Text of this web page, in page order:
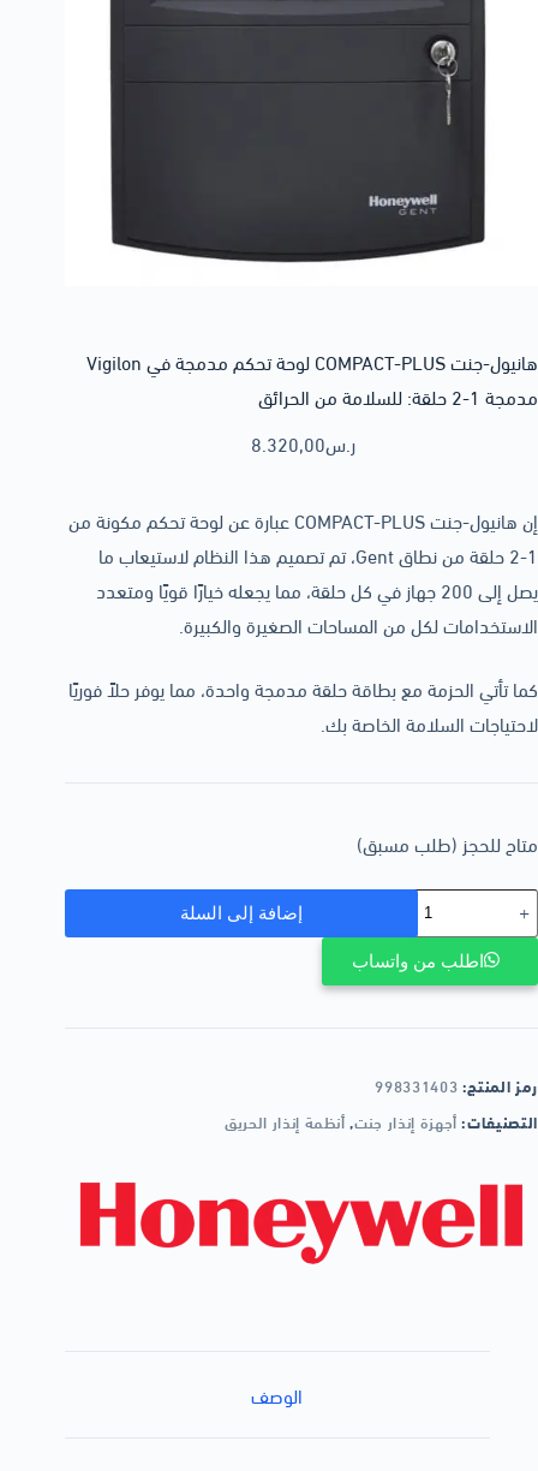
هانيول-جنت COMPACT-PLUS لوحة تحكم مدمجة في Vigilon
مدمجة 1-2 حلقة: للسلامة من الحرائق
8.320,00ر.س
إن هانيول-جنت COMPACT-PLUS عبارة عن لوحة تحكم مكونة من
1-2 حلقة من نطاق Gent، تم تصميم هذا النظام لاستيعاب ما
يصل إلى 200 جهاز في كل حلقة، مما يجعله خيارًا قويًا ومتعدد
الاستخدامات لكل من المساحات الصغيرة والكبيرة.
كما تأتي الحزمة مع بطاقة حلقة مدمجة واحدة، مما يوفر حلاً فوريًا
لاحتياجات السلامة الخاصة بك.
متاح للحجز (طلب مسبق)
إضافة إلى السلة
اطلب من واتساب
رمز المنتج:998331403
التصنيفات:أجهزة إنذار جنت,أنظمة إنذار الحريق
الوصف